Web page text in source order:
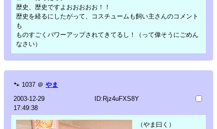
歴史、歴史ですよおおおおお！！
歴史を経るにしたがって、コスチュームも飼い主さんのコメント
も
ものすごくパワーアップされてきてるし！（って偉そうにごめん
なさい）
🐾 1037 ＠ やま
2003-12-29
17:49:38
ID:Rjz4uFXS8Y
（やま曰く）